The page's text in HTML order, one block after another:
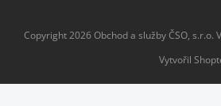
Vytvořil
Copyright 2026Obchod a služby ČSO, s.r.o.